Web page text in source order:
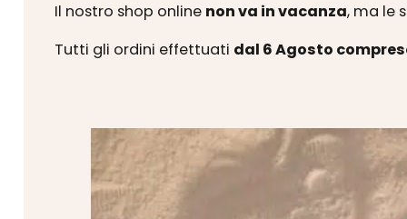
Il nostro shop online non va in vacanza, ma le
Tutti gli ordini effettuati dal 6 Agosto